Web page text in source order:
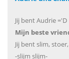
Jij bent Audrie ='D
Mijn beste
Jij bent slim,
-slijm slijm-